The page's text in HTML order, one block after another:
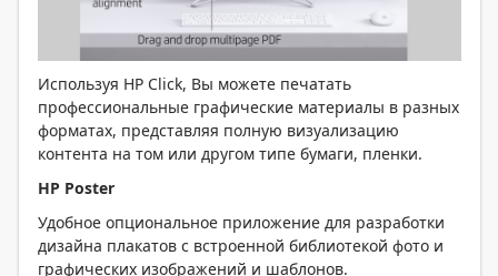
Используя HP Click, Вы можете печатать
профессиональные графические материалы в разных
форматах, представляя полную визуализацию
контента на том или другом типе бумаги, пленки.
HP Poster
Удобное опциональное приложение для разработки
дизайна плакатов с встроенной библиотекой фото и
графических изображений и шаблонов.